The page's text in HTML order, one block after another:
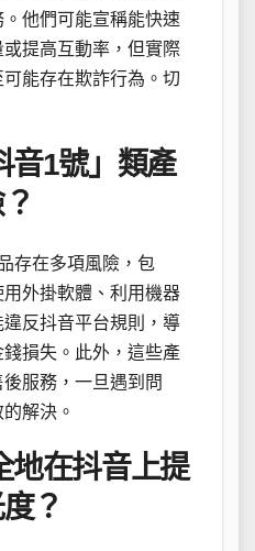
他們可能宣稱能快速
提高互動率，但實際
可能存在欺詐行為。切
音1號」類產
存在多項風險，包
外掛軟體、利用機器
反抖音平台規則，導
損失。此外，這些產
服務，一旦遇到問
解決。
地在抖音上提
？